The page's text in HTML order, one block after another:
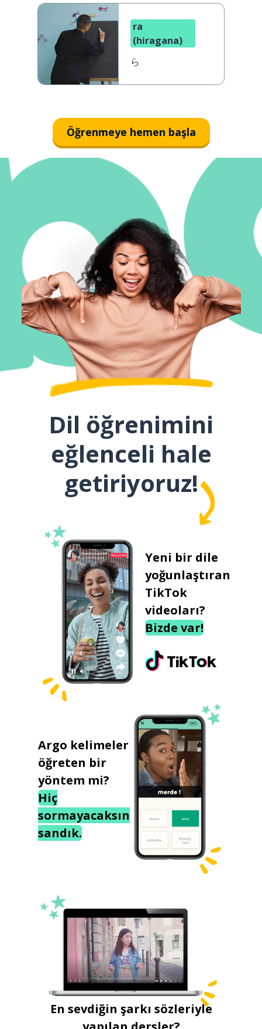
ra
(hiragana)
ら
Öğrenmeye hemen başla
Dil öğrenimini
eğlenceli hale
getiriyoruz!
Yeni bir dile
yoğunlaştıran
TikTok
videoları?
Bizde var!
Argo kelimeler
öğreten bir
yöntem mi?
Hiç
sormayacaksın
sandık.
En sevdiğin şarkı sözleriyle